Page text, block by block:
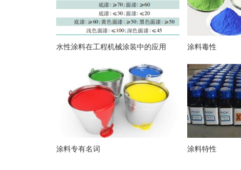
水性涂料在工程机械涂装中的应用 涂料毒性
涂料专有名词 涂料特性